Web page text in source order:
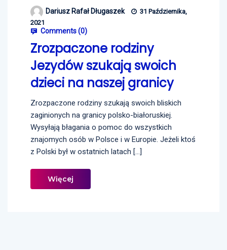
Dariusz Rafał Długaszek
31 Października,
2021
Comments (0)
Zrozpaczone rodziny
Jezydów szukają swoich
dzieci na naszej granicy
Zrozpaczone rodziny szukają swoich bliskich
zaginionych na granicy polsko-białoruskiej.
Wysyłają błagania o pomoc do wszystkich
znajomych osób w Polsce i w Europie. Jeżeli ktoś
z Polski był w ostatnich latach […]
Więcej